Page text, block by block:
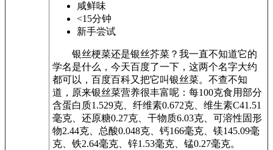
咸鲜味
<15分钟
新手尝试
银丝梗菜还是银丝芥菜？我一直不知道它的
学名是什么，今天百度了一下，这两个名字大约
都可以，百度百科又把它叫银丝菜。不查不知
道，原来银丝菜营养很丰富呢：每100克食用部分
含蛋白质1.529克、纤维素0.672克、维生素C41.51
毫克、还原糖0.27克、干物质6.03克、可溶性固形
物2.44克、总酸0.048克、钙166毫克、镁145.09毫
克、铁2.64毫克、锌1.53毫克、锰0.27毫克。